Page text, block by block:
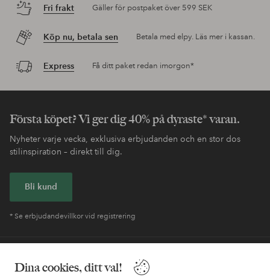
Dina cookies, ditt val!
Fri frakt Gäller för postpaket över 599 SEK
Köp nu, betala sen Betala med elpy. Läs mer i kassan.
Express Få ditt paket redan imorgon*
Första köpet? Vi ger dig 40% på dyraste* varan.
Nyheter varje vecka, exklusiva erbjudanden och en stor dos
stilinspiration – direkt till dig.
Bli kund
* Se erbjudandevillkor vid registrering